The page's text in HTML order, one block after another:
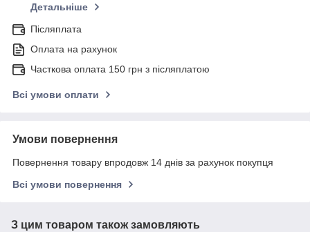
Детальніше
Післяплата
Оплата на рахунок
Часткова оплата 150 грн з післяплатою
Всі умови оплати
Умови повернення
Повернення товару впродовж 14 днів за рахунок покупця
Всі умови повернення
З цим товаром також замовляють